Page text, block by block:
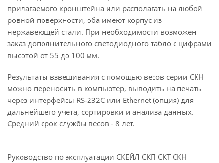
прилагаемого кронштейна или располагать на любой
ровной поверхности, оба имеют корпус из
нержавеющей стали. При необходимости возможен
заказ дополнительного светодиодного табло с цифрами
высотой от 55 до 100 мм.
Результаты взвешивания с помощью весов серии СКН
можно переносить в компьютер, выводить на печать
через интерфейсы RS-232C или Ethernet (опция) для
дальнейшего учета, сортировки и анализа данных.
Средний срок службы весов - 8 лет.
Руководство по эксплуатации СКЕЙЛ СКП СКТ СКН